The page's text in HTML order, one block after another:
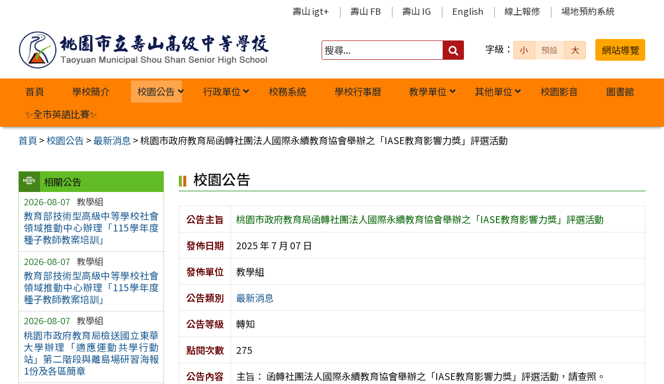
內
壽山 igt+ 壽山 FB 壽山 IG English 線上報修 場地預約系統
搜
字級： 小 預設 大 網站導覽
首頁 學校簡介 校園公告 行政單位 校務系統 學校行事曆 教學單位 其他單位 校園影音
圖書館
✨全市英語比賽✨
首頁 >校園公告 >最新消息 >桃園市政府教育局函轉社團法人國際永續教育協會舉辦之「IASE教育影響力獎」評選活動
相關公告
2026-08-07 教學組
教育部技術型高級中等學校社會
領域推動中心辦理「115學年度
種子教師教案培訓」
2026-08-07 教學組
教育部技術型高級中等學校社會
領域推動中心辦理「115學年度
種子教師教案培訓」
2026-08-07 教學組
桃園市政府教育局檢送國立東華
大學辦理「適應運動共學行動
站」第二階段與離島場研習海報
1份及各區簡章
校園公告
公告主旨
桃園市政府教育局函轉社團法人國際永續教育協會舉辦之「IASE教育影響力獎」評選活動
發佈日期
2025 年 7 月 07 日
發佈單位
教學組
公告類別
最新消息
公告等級
轉知
點閱次數
275
公告內容
主旨： 函轉社團法人國際永續教育協會舉辦之「IASE教育影響力獎」評選活動，請查照。